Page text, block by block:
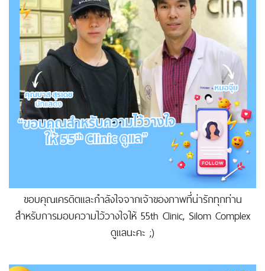
ขอบคุณเครดิตและกำลังใจจากเจ้าของภาพที่น่ารักทุกท่าน
สำหรับการมอบความไว้วางใจให้ 55th Clinic, Silom Complex
ดูแลนะคะ ;)